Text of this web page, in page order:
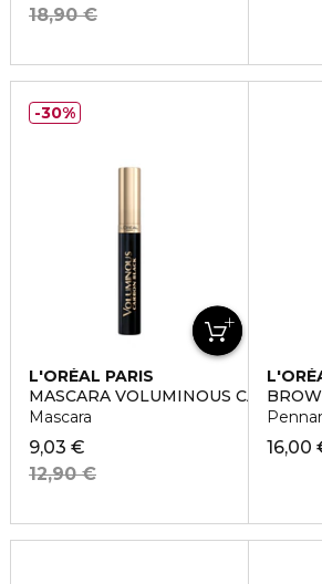
18,90 €
L'ORÉAL PARIS
MASCARA VOLUMINOUS CARBON
Mascara
9,03 €
12,90 €
30%
16,00